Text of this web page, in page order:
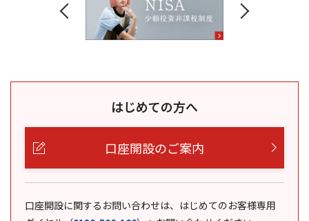
はじめての方へ
口座開設のご案内
口座開設に関するお問い合わせは、はじめてのお客様専用